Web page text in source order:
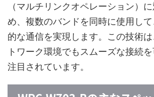
（マルチリンクオペレーション）
め、複数のバンドを同時に使用し
的な通信を実現します。この技術
トワーク環境でもスムーズな接続
注目されています。